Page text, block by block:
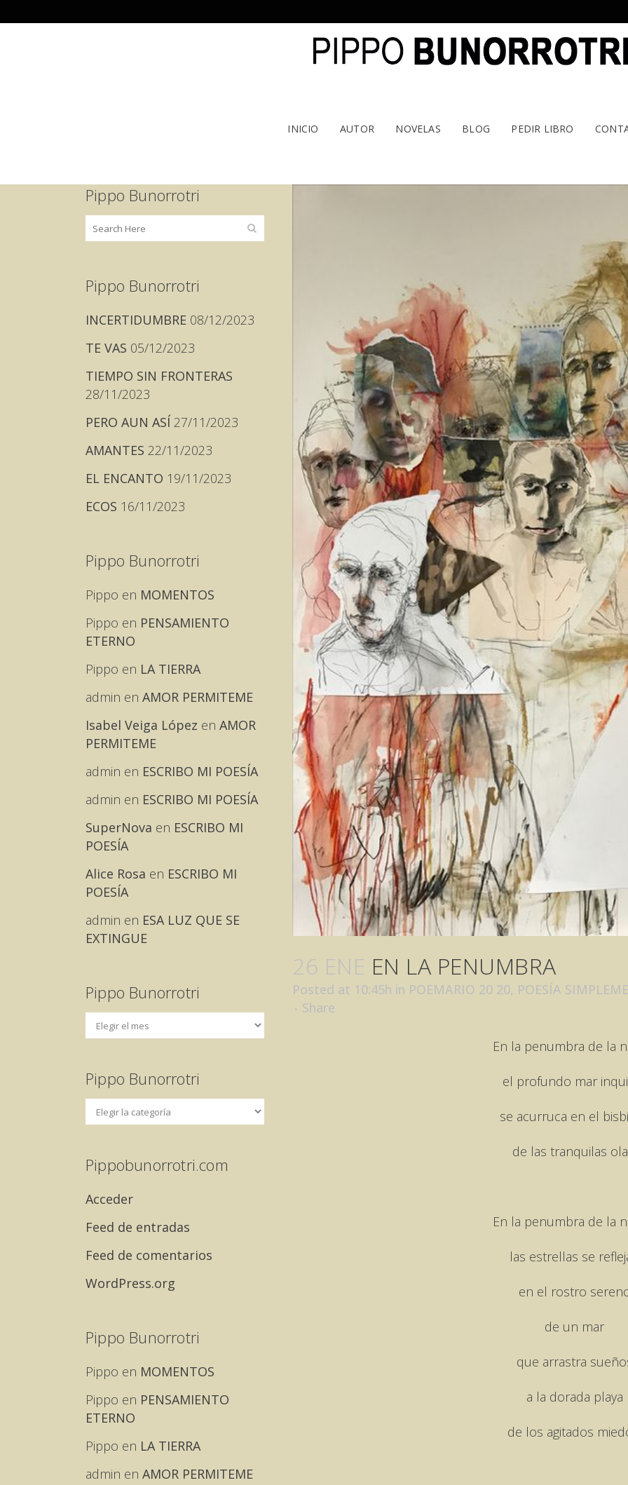
INICIO AUTOR NOVELAS BLOG PEDIR LIBRO
Pippo Bunorrotri
Pippo Bunorrotri
INCERTIDUMBRE 08/12/2023
TE VAS 05/12/2023
TIEMPO SIN FRONTERAS
28/11/2023
PERO AUN ASÍ 27/11/2023
AMANTES 22/11/2023
EL ENCANTO 19/11/2023
ECOS 16/11/2023
Pippo Bunorrotri
Pippo en MOMENTOS
Pippo en PENSAMIENTO
ETERNO
Pippo en LA TIERRA
admin en AMOR PERMITEME
Isabel Veiga López en AMOR
PERMITEME
admin en ESCRIBO MI POESÍA
admin en ESCRIBO MI POESÍA
SuperNova en ESCRIBO MI
POESÍA
Alice Rosa en ESCRIBO MI
POESÍA
admin en ESA LUZ QUE SE
EXTINGUE
Pippo Bunorrotri
Pippo Bunorrotri
Pippobunorrotri.com
Acceder
Feed de entradas
Feed de comentarios
WordPress.org
Pippo Bunorrotri
Pippo en MOMENTOS
Pippo en PENSAMIENTO
ETERNO
Pippo en LA TIERRA
admin en AMOR PERMITEME
26 ENE EN LA PENUMBRA
Posted at 10:45h in POEMARIO 20 20, POESÍA
Share
En la penumbra de la
el profundo mar
se acurruca en el
de las tranquilas
En la penumbra de la
las estrellas se
en el rostro
de un mar
que arrastra
a la dorada playa
de los agitados